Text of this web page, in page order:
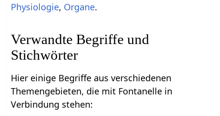
Physiologie, Organe.
Verwandte Begriffe und
Stichwörter
Hier einige Begriffe aus verschiedenen
Themengebieten, die mit Fontanelle in
Verbindung stehen: